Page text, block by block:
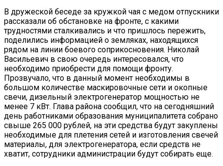
В дружеской беседе за кружкой чая с медом отпускники
рассказали об обстановке на фронте, с какими
трудностями сталкивались и что пришлось пережить,
поделились информацией о земляках, находящихся
рядом на линии боевого соприкосновения. Николай
Васильевич в свою очередь интересовался, что
необходимо приобрести для помощи фронту.
Прозвучало, что в данный момент необходимы в
большом количестве маскировочные сети и окопные
свечи, дизельный электрогенератор мощностью не
менее 7 кВт. Глава района сообщил, что на сегодняшний
день работниками образования муниципалитета собрано
свыше 265 000 рублей, на эти средства будут закуплены
необходимые для плетения сетей и изготовления свечей
материалы, для электрогенератора, если средств не
хватит, сотрудники администрации будут собирать еще.